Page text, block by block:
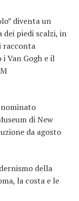
diventa un
dei piedi scalzi, in
racconta
i Van Gogh e il
di New
da agosto
della
la costa e le